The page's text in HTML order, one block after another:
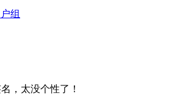
组
，太没个性了！